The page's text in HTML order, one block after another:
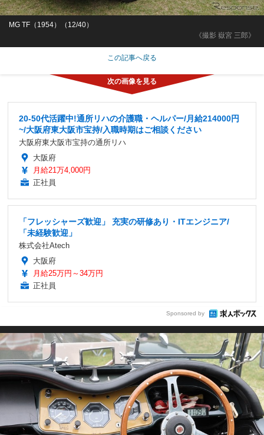
《撮影 嶽宮 三郎》
MG TF（1954）（12/40）
この記事へ戻る
20-50代活躍中!通所リハの介護職・ヘルパー/月給214000円
~/大阪府東大阪市宝持/入職時期はご相談ください
大阪府東大阪市宝持の通所リハ
大阪府
月給21万4,000円
正社員
「フレッシャーズ歓迎」 充実の研修あり・ITエンジニア/
「未経験歓迎」
株式会社Atech
大阪府
月給25万円～34万円
正社員
Sponsored by